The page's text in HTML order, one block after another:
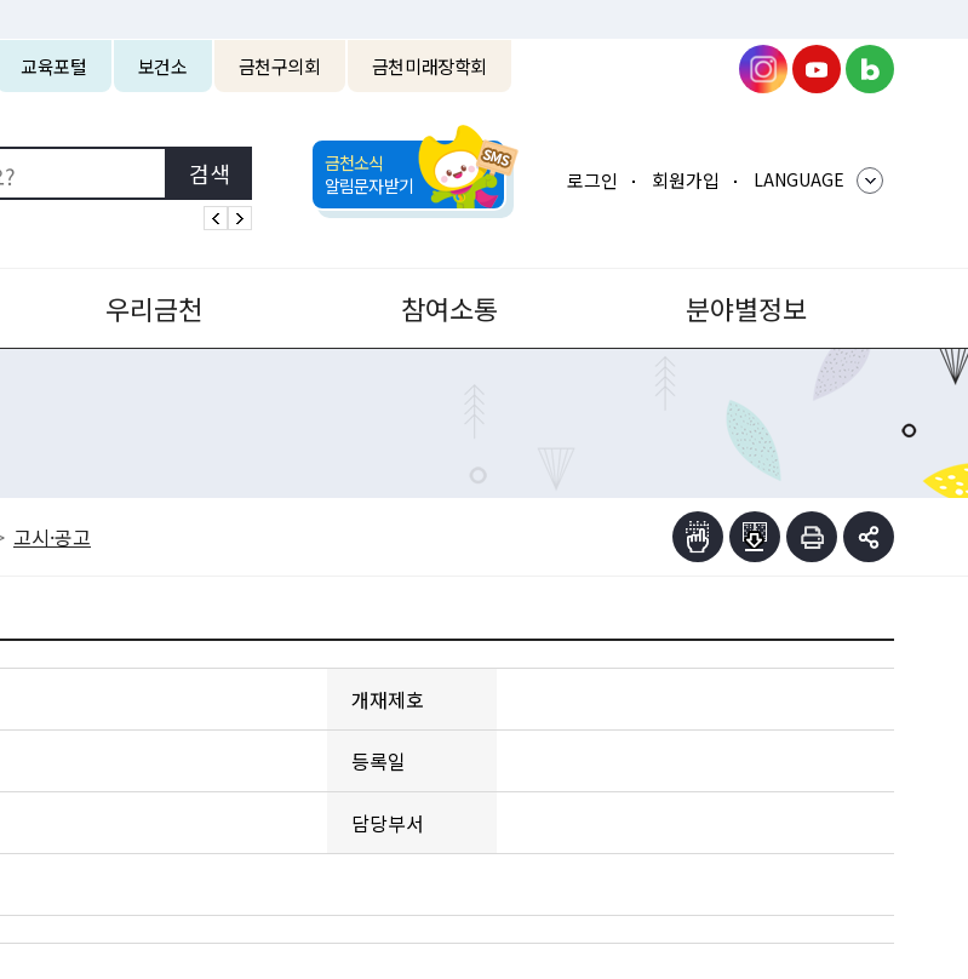
교육포털 보건소 금천구의회 금천미래장학회
금천소식
알림문자받기
로그인 회원가입 LANGUAGE
우리금천 참여소통 분야별정보
고시·공고
개재제호
등록일
담당부서